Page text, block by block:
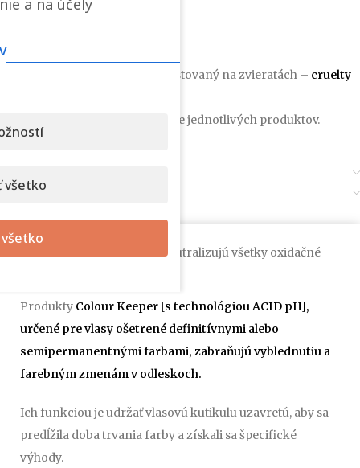
Dodávané v 250 ml balení.
Originál taliansky produkt netestovaný na zvieratách – cruelty
INCI: na obale výrobku a v popise jednotlivých produktov.
Recenzie (0)
neutralizujú všetky oxidačné
Produkty Colour Keeper [s technológiou ACID pH],
určené pre vlasy ošetrené definitívnymi alebo
semipermanentnými farbami, zabraňujú vyblednutiu a
farebným zmenám v odleskoch.
Ich funkciou je udržať vlasovú kutikulu uzavretú, aby sa
predĺžila doba trvania farby a získali sa špecifické
výhody.
všetko